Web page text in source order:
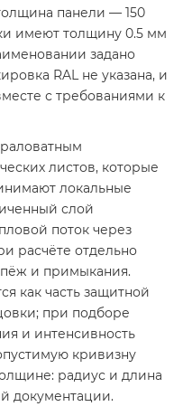
панели — 150
имеют толщину 0.5 мм
задано
RAL не указана, и
с требованиями к
листов, которые
локальные
слой
поток через
расчёте отдельно
и примыкания.
как часть защитной
при подборе
и интенсивность
кривизну
радиус и длина
документации.